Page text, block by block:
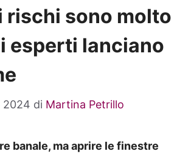
rischi sono molto
esperti lanciano
2024 di Martina Petrillo
banale, ma aprire le finestre